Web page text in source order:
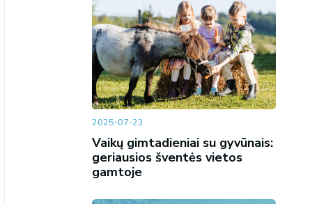
2025-07-23
Vaikų gimtadieniai su gyvūnais:
geriausios šventės vietos
gamtoje